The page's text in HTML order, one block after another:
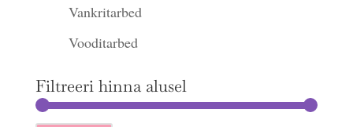
Vankritarbed
Vooditarbed
Filtreeri hinna alusel